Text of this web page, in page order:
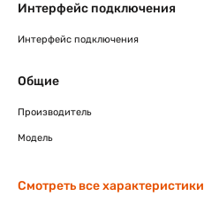
Интерфейс подключения
Интерфейс подключения
Общие
Производитель
Модель
Смотреть все характеристики